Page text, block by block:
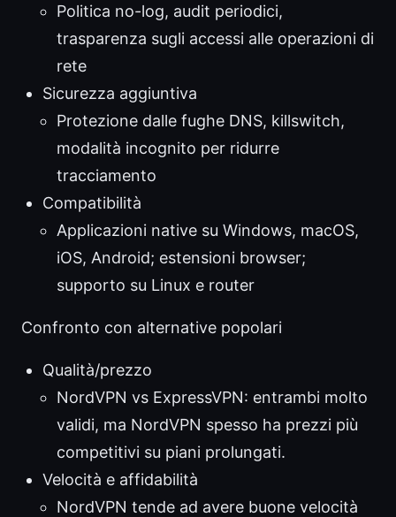
Politica no-log, audit periodici,
trasparenza sugli accessi alle operazioni di
rete
Sicurezza aggiuntiva
Protezione dalle fughe DNS, killswitch,
modalità incognito per ridurre
tracciamento
Compatibilità
Applicazioni native su Windows, macOS,
iOS, Android; estensioni browser;
supporto su Linux e router
Confronto con alternative popolari
Qualità/prezzo
NordVPN vs ExpressVPN: entrambi molto
validi, ma NordVPN spesso ha prezzi più
competitivi su piani prolungati.
Velocità e affidabilità
NordVPN tende ad avere buone velocità